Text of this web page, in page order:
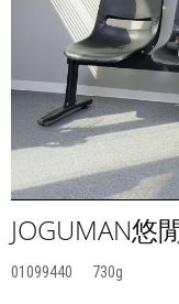
JOGUMAN悠
01099440 730